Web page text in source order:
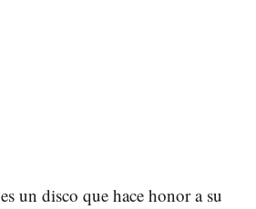
es un disco que hace honor a su